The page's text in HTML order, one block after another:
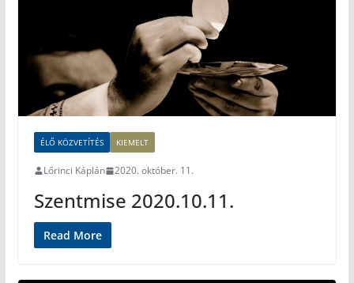
ÉLŐ KÖZVETÍTÉS KIEMELT
Lőrinci Káplán 2020. október. 11.
Szentmise 2020.10.11.
Read More